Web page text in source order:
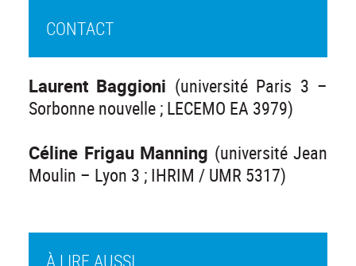
À LIRE AUSSI
CONTACT
Laurent Baggioni (université Paris 3 –
Sorbonne nouvelle ; LECEMO EA 3979)
Céline Frigau Manning (université Jean
Moulin – Lyon 3 ; IHRIM / UMR 5317)